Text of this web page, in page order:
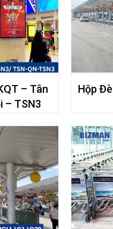
– Tân
– TSN3
Hộp